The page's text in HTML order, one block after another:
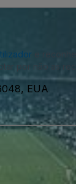
por não as
EUA